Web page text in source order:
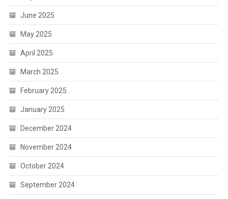
June 2025
May 2025
April 2025
March 2025
February 2025
January 2025
December 2024
November 2024
October 2024
September 2024